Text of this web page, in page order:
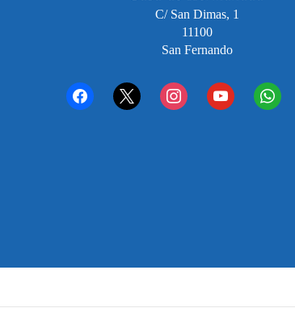
C/ San Dimas, 1
11100
San Fernando
facebook x instagramyoutube whatsapp